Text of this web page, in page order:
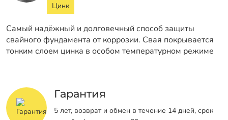
Цинк
Самый надёжный и долговечный способ защиты
свайного фундамента от коррозии. Свая покрывается
тонким слоем цинка в особом температурном режиме
Гарантия
5 лет, возврат и обмен в течение 14 дней, срок